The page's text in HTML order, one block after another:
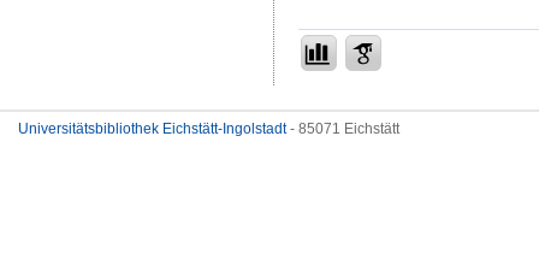
Universitätsbibliothek Eichstätt-Ingolstadt- 85071 Eichstätt